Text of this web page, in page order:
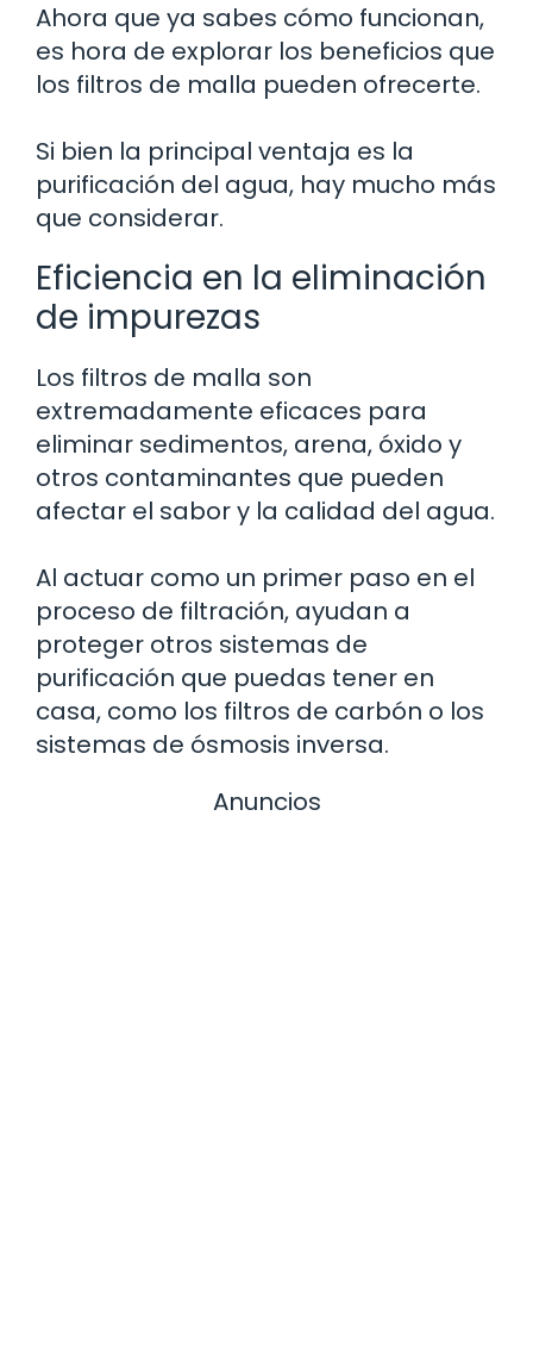
Ahora que ya sabes cómo funcionan,
es hora de explorar los beneficios que
los filtros de malla pueden ofrecerte.
Si bien la principal ventaja es la
purificación del agua, hay mucho más
que considerar.
Eficiencia en la eliminación
de impurezas
Los filtros de malla son
extremadamente eficaces para
eliminar sedimentos, arena, óxido y
otros contaminantes que pueden
afectar el sabor y la calidad del agua.
Al actuar como un primer paso en el
proceso de filtración, ayudan a
proteger otros sistemas de
purificación que puedas tener en
casa, como los filtros de carbón o los
sistemas de ósmosis inversa.
Anuncios